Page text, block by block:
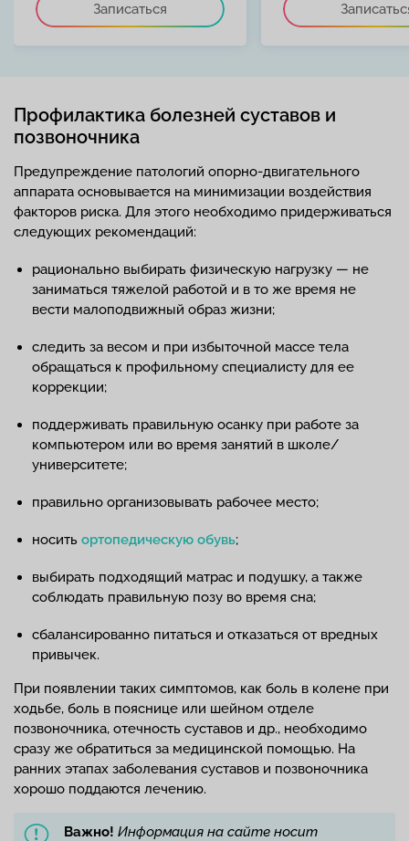
Записаться
Профилактика болезней суставов и
позвоночника
Предупреждение патологий опорно-двигательного
аппарата основывается на минимизации воздействия
факторов риска. Для этого необходимо придерживаться
следующих рекомендаций:
рационально выбирать физическую нагрузку — не
заниматься тяжелой работой и в то же время не
вести малоподвижный образ жизни;
следить за весом и при избыточной массе тела
обращаться к профильному специалисту для ее
коррекции;
поддерживать правильную осанку при работе за
компьютером или во время занятий в школе/
университете;
правильно организовывать рабочее место;
носить ортопедическую обувь;
выбирать подходящий матрас и подушку, а также
соблюдать правильную позу во время сна;
сбалансированно питаться и отказаться от вредных
привычек.
При появлении таких симптомов, как боль в колене при
ходьбе, боль в пояснице или шейном отделе
позвоночника, отечность суставов и др., необходимо
сразу же обратиться за медицинской помощью. На
ранних этапах заболевания суставов и позвоночника
хорошо поддаются лечению.
Важно! Информация на сайте носит